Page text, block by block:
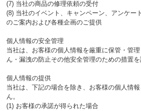
(7) 当社の商品の修理依頼の受付
(8) 当社のイベント、キャンペーン、アンケー
のご案内および各種企画のご提供
個人情報の安全管理
当社は、お客様の個人情報を厳重に保管・管
ん・漏洩の防止その他安全管理のための措置を
個人情報の提供
当社は、下記の場合を除き、お客様の個人情
ん。
(1) お客様の承諾が得られた場合